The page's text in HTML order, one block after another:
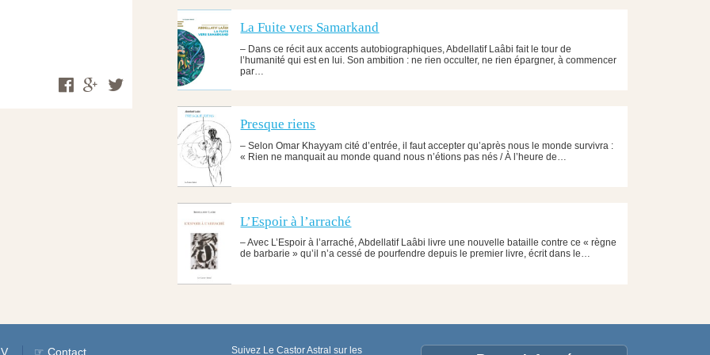
La Fuite vers Samarkand
– Dans ce récit aux accents autobiographiques, Abdellatif Laâbi fait le tour de
l’humanité qui est en lui. Son ambition : ne rien occulter, ne rien épargner, à commencer
par…
Presque riens
– Selon Omar Khayyam cité d’entrée, il faut accepter qu’après nous le monde survivra :
« Rien ne manquait au monde quand nous n’étions pas nés / À l’heure de…
L’Espoir à l’arraché
– Avec L’Espoir à l’arraché, Abdellatif Laâbi livre une nouvelle bataille contre ce « règne
de barbarie » qu’il n’a cessé de pourfendre depuis le premier livre, écrit dans le…
☞ Contact Suivez Le Castor Astral sur les